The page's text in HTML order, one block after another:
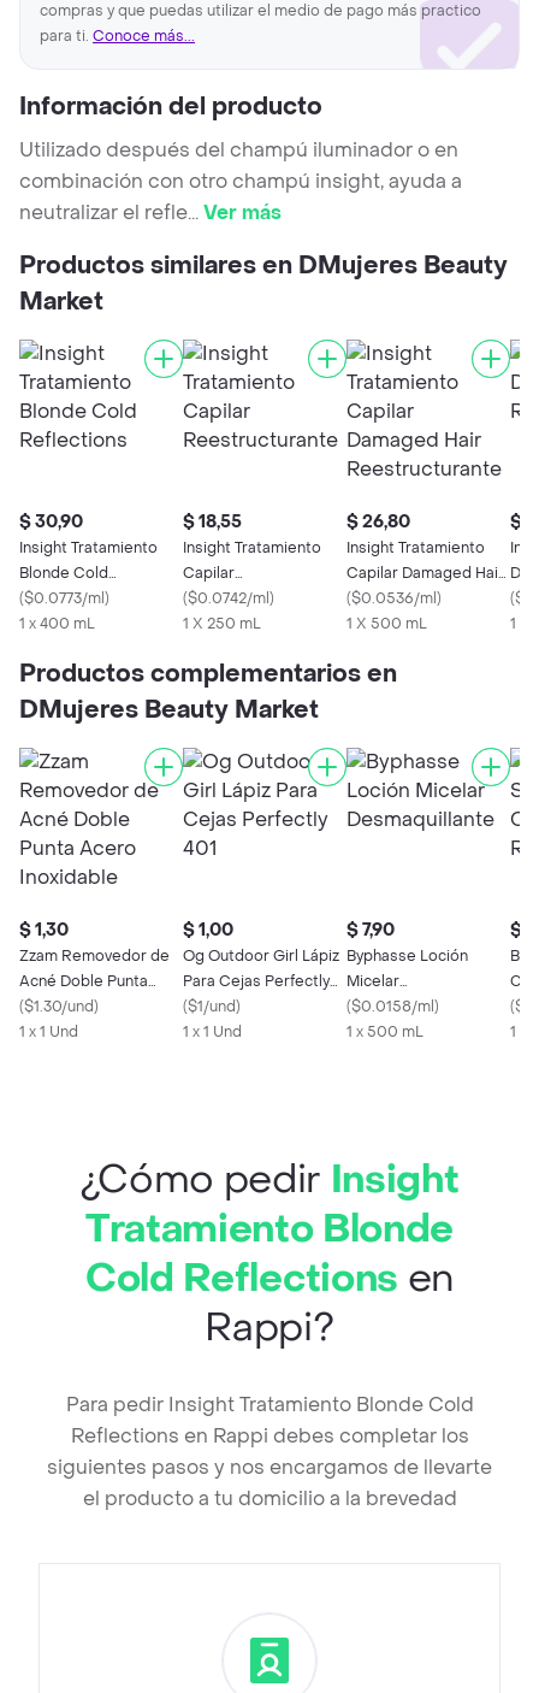
compras y que puedas utilizar el medio de pago más practico
para ti. Conoce más...
Información del producto
Utilizado después del champú iluminador o en
combinación con otro champú insight, ayuda a
neutralizar el refle...Ver más
Productos similares en DMujeres Beauty
Market
$ 30,90
Insight Tratamiento
Blonde Cold
Reflections
($0.0773/ml)
1 x 400 mL
$ 18,55
Insight Tratamiento
Capilar
Reestructurante
($0.0742/ml)
1 X 250 mL
$ 26,80
Insight Tratamiento
Capilar Damaged Hair
Reestructurante
($0.0536/ml)
1 X 500 mL
$
(
1 x
Productos complementarios en
DMujeres Beauty Market
$ 1,30
Zzam Removedor de
Acné Doble Punta
Acero Inoxidable
($1.30/und)
1 x 1 Und
$ 1,00
Og Outdoor Girl Lápiz
Para Cejas Perfectly
401
($1/und)
1 x 1 Und
$ 7,90
Byphasse Loción
Micelar
Desmaquillante
($0.0158/ml)
1 x 500 mL
$
(
1 X
¿Cómo pedir Insight
Tratamiento Blonde
Cold Reflections en
Rappi?
Para pedir Insight Tratamiento Blonde Cold
Reflections en Rappi debes completar los
siguientes pasos y nos encargamos de llevarte
el producto a tu domicilio a la brevedad